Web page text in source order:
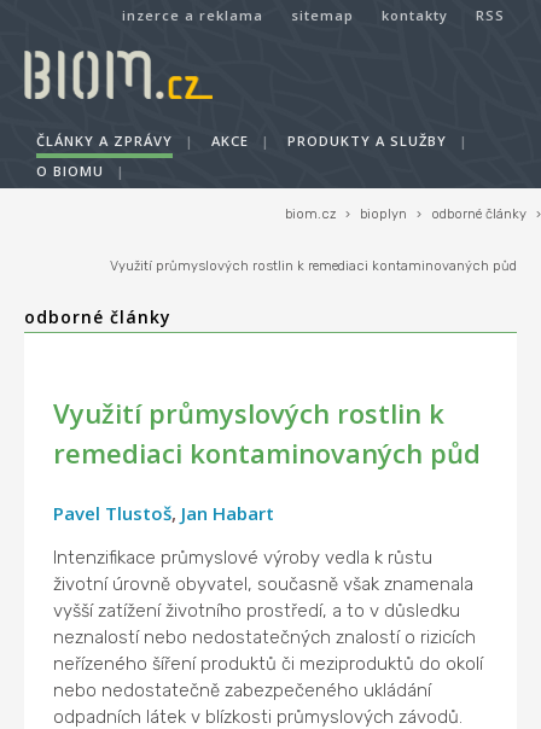
inzerce a reklama sitemap kontakty RSS
ČLÁNKY A ZPRÁVY | AKCE | PRODUKTY A SLUŽBY
|
O BIOMU
|
biom.cz › bioplyn › odborné články ›
Využití průmyslových rostlin k remediaci kontaminovaných půd
odborné články
Využití průmyslových rostlin k
remediaci kontaminovaných půd
Pavel Tlustoš, Jan Habart
Intenzifikace průmyslové výroby vedla k růstu
životní úrovně obyvatel, současně však znamenala
vyšší zatížení životního prostředí, a to v důsledku
neznalostí nebo nedostatečných znalostí o rizicích
neřízeného šíření produktů či meziproduktů do okolí
nebo nedostatečně zabezpečeného ukládání
odpadních látek v blízkosti průmyslových závodů.